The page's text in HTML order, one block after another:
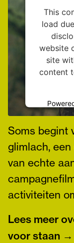
This
load
website
site
content
Waar
Soms begint
glimlach,
van echte
activiteiten
Lees meer
voor staan →